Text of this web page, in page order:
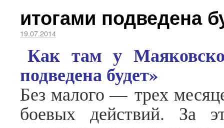
итогами подведена
19.07.2014
Как там у
подведена будет»
Без малого — трех
боевых действий. За